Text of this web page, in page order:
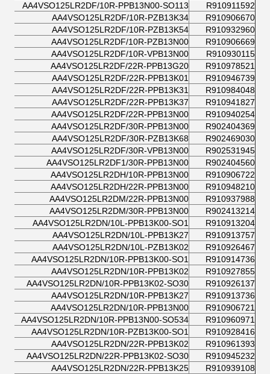
R910911592
AA4VSO125LR2DF/10R-PPB13N00-SO113
R910906670
AA4VSO125LR2DF/10R-PZB13K34
R910932960
AA4VSO125LR2DF/10R-PZB13K54
R910906669
AA4VSO125LR2DF/10R-PZB13N00
R910930115
AA4VSO125LR2DF/10R-VPB13N00
R910978521
AA4VSO125LR2DF/22R-PPB13G20
R910946739
AA4VSO125LR2DF/22R-PPB13K01
R910984048
AA4VSO125LR2DF/22R-PPB13K31
R910941827
AA4VSO125LR2DF/22R-PPB13K37
R910940254
AA4VSO125LR2DF/22R-PPB13N00
R902404369
AA4VSO125LR2DF/30R-PPB13N00
R902469030
AA4VSO125LR2DF/30R-PZB13K68
R902531945
AA4VSO125LR2DF/30R-VPB13N00
R902404560
AA4VSO125LR2DF1/30R-PPB13N00
R910906722
AA4VSO125LR2DH/10R-PPB13N00
R910948210
AA4VSO125LR2DH/22R-PPB13N00
R910937988
AA4VSO125LR2DM/22R-PPB13N00
R902413214
AA4VSO125LR2DM/30R-PPB13N00
R910913204
AA4VSO125LR2DN/10L-PPB13K00-SO1
R910913757
AA4VSO125LR2DN/10L-PPB13K27
R910926467
AA4VSO125LR2DN/10L-PZB13K02
R910914736
AA4VSO125LR2DN/10R-PPB13K00-SO1
R910927855
AA4VSO125LR2DN/10R-PPB13K02
R910926137
AA4VSO125LR2DN/10R-PPB13K02-SO30
R910913736
AA4VSO125LR2DN/10R-PPB13K27
R910906721
AA4VSO125LR2DN/10R-PPB13N00
R910960971
AA4VSO125LR2DN/10R-PPB13N00-SO534
R910928416
AA4VSO125LR2DN/10R-PZB13K00-SO1
R910961393
AA4VSO125LR2DN/22R-PPB13K02
R910945232
AA4VSO125LR2DN/22R-PPB13K02-SO30
R910939108
AA4VSO125LR2DN/22R-PPB13K25